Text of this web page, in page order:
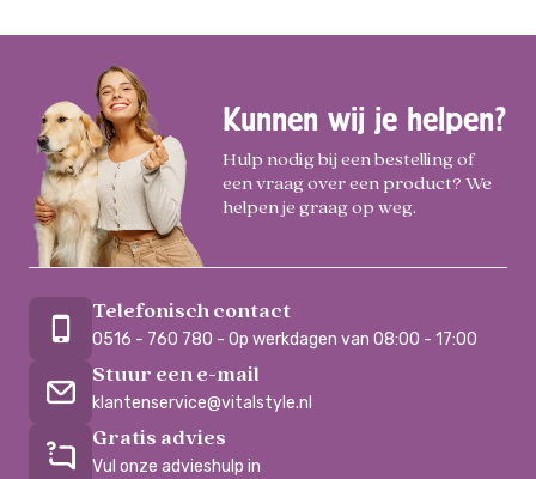
Kunnen wij je helpen?
Hulp nodig bij een bestelling of
een vraag over een product? We
helpen je graag op weg.
Telefonisch contact
0516 - 760 780 - Op werkdagen van 08:00 - 17:00
Stuur een e-mail
klantenservice@vitalstyle.nl
Gratis advies
Vul onze advieshulp in